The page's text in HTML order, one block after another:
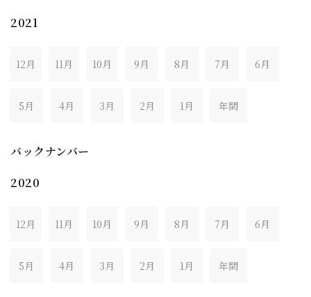
2021
12月 11月 10月 9月 8月 7月 6月
5月 4月 3月 2月 1月 年間
バックナンバー
2020
12月 11月 10月 9月 8月 7月 6月
5月 4月 3月 2月 1月 年間